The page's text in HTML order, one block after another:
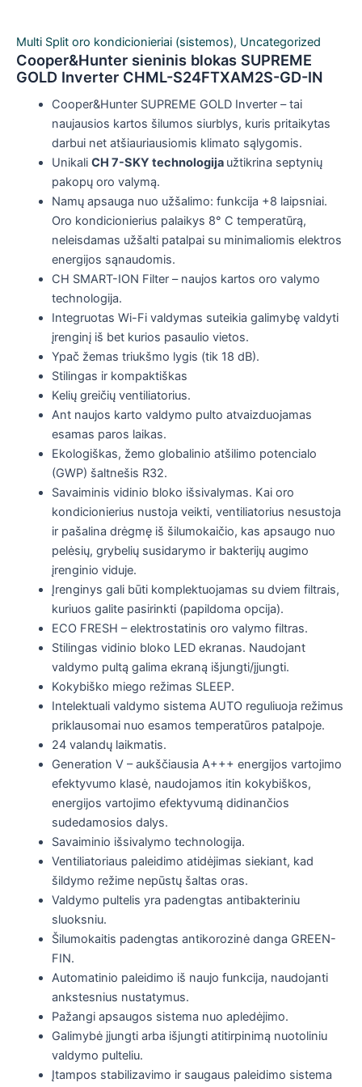
Multi Split oro kondicionieriai (sistemos), Uncategorized
Cooper&Hunter sieninis blokas SUPREME
GOLD Inverter CHML-S24FTXAM2S-GD-IN
Cooper&Hunter SUPREME GOLD Inverter – tai
naujausios kartos šilumos siurblys, kuris pritaikytas
darbui net atšiauriausiomis klimato sąlygomis.
Unikali CH 7-SKY technologija užtikrina septynių
pakopų oro valymą.
Namų apsauga nuo užšalimo: funkcija +8 laipsniai.
Oro kondicionierius palaikys 8° C temperatūrą,
neleisdamas užšalti patalpai su minimaliomis elektros
energijos sąnaudomis.
CH SMART-ION Filter – naujos kartos oro valymo
technologija.
Integruotas Wi-Fi valdymas suteikia galimybę valdyti
įrenginį iš bet kurios pasaulio vietos.
Ypač žemas triukšmo lygis (tik 18 dB).
Stilingas ir kompaktiškas
Kelių greičių ventiliatorius.
Ant naujos karto valdymo pulto atvaizduojamas
esamas paros laikas.
Ekologiškas, žemo globalinio atšilimo potencialo
(GWP) šaltnešis R32.
Savaiminis vidinio bloko išsivalymas. Kai oro
kondicionierius nustoja veikti, ventiliatorius nesustoja
ir pašalina drėgmę iš šilumokaičio, kas apsaugo nuo
pelėsių, grybelių susidarymo ir bakterijų augimo
įrenginio viduje.
Įrenginys gali būti komplektuojamas su dviem filtrais,
kuriuos galite pasirinkti (papildoma opcija).
ECO FRESH – elektrostatinis oro valymo filtras.
Stilingas vidinio bloko LED ekranas. Naudojant
valdymo pultą galima ekraną išjungti/įjungti.
Kokybiško miego režimas SLEEP.
Intelektuali valdymo sistema AUTO reguliuoja režimus
priklausomai nuo esamos temperatūros patalpoje.
24 valandų laikmatis.
Generation V – aukščiausia A+++ energijos vartojimo
efektyvumo klasė, naudojamos itin kokybiškos,
energijos vartojimo efektyvumą didinančios
sudedamosios dalys.
Savaiminio išsivalymo technologija.
Ventiliatoriaus paleidimo atidėjimas siekiant, kad
šildymo režime nepūstų šaltas oras.
Valdymo pultelis yra padengtas antibakteriniu
sluoksniu.
Šilumokaitis padengtas antikorozinė danga GREEN-
FIN.
Automatinio paleidimo iš naujo funkcija, naudojanti
ankstesnius nustatymus.
Pažangi apsaugos sistema nuo apledėjimo.
Galimybė įjungti arba išjungti atitirpinimą nuotoliniu
valdymo pulteliu.
Įtampos stabilizavimo ir saugaus paleidimo sistema